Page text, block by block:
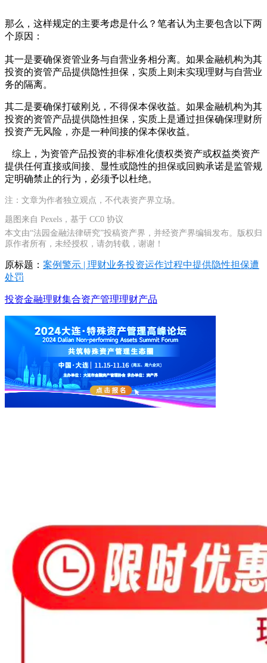
那么，这样规定的主要考虑是什么？笔者认为主要包含以下两
个原因：
其一是要确保资管业务与自营业务相分离。如果金融机构为其
投资的资管产品提供隐性担保，实质上则未实现理财与自营业
务的隔离。
其二是要确保打破刚兑，不得保本保收益。如果金融机构为其
投资的资管产品提供隐性担保，实质上是通过担保确保理财所
投资产无风险，亦是一种间接的保本保收益。
综上，为资管产品投资的非标准化债权类资产或权益类资产
提供任何直接或间接、显性或隐性的担保或回购承诺是监管规
定明确禁止的行为，必须予以杜绝。
注：文章为作者独立观点，不代表资产界立场。
题图来自 Pexels，基于 CC0 协议
本文由“法园金融法律研究”投稿资产界，并经资产界编辑发布。版权归
原作者所有，未经授权，请勿转载，谢谢！
原标题： 案例警示 | 理财业务投资运作过程中提供隐性担保遭
处罚
投资金融理财集合资产管理理财产品